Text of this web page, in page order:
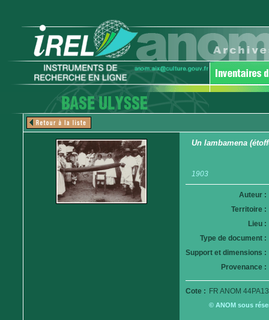
Un lambamena
1903
Auteur :
Territoire :
Lieu :
Type de document :
Support et dimensions :
Provenance :
Cote : FR ANOM
© ANOM sous